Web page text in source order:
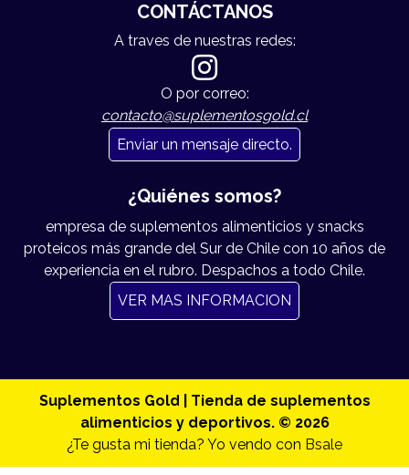
CONTÁCTANOS
A traves de nuestras redes:
O por correo:
contacto@suplementosgold.cl
Enviar un mensaje directo.
¿Quiénes somos?
empresa de suplementos alimenticios y snacks
proteicos más grande del Sur de Chile con 10 años de
experiencia en el rubro. Despachos a todo Chile.
VER MAS INFORMACION
Suplementos Gold | Tienda de suplementos
alimenticios y deportivos. © 2026
¿Te gusta mi tienda? Yo vendo con Bsale